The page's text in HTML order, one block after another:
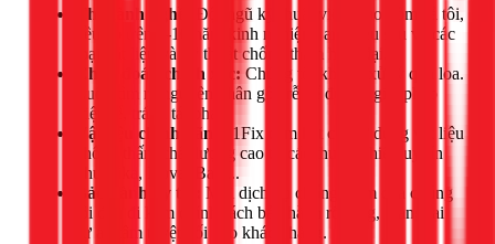
Thợ lành nghề:
Đội ngũ kỹ thuật viên, bao gồm cả tôi,
đều có trên 5-10 năm kinh nghiệm, am hiểu sâu về các
loại vật liệu và kỹ thuật chống thấm hiện đại.
Chẩn đoán chính xác: Chúng tôi không xử lý qua loa.
Luôn tìm ra nguyên nhân gốc rễ để đưa ra giải pháp
triệt để, tránh tái phát.
Vật liệu chính hãng:
1Fix cam kết chỉ sử dụng vật liệu
chống thấm chất lượng cao từ các thương hiệu uy tín
như Sika, Kova, Basf...
Bảo hành uy tín:
Mọi dịch vụ chống thấm của chúng
tôi đều đi kèm chính sách bảo hành rõ ràng, mang lại
sự an tâm tuyệt đối cho khách hàng.